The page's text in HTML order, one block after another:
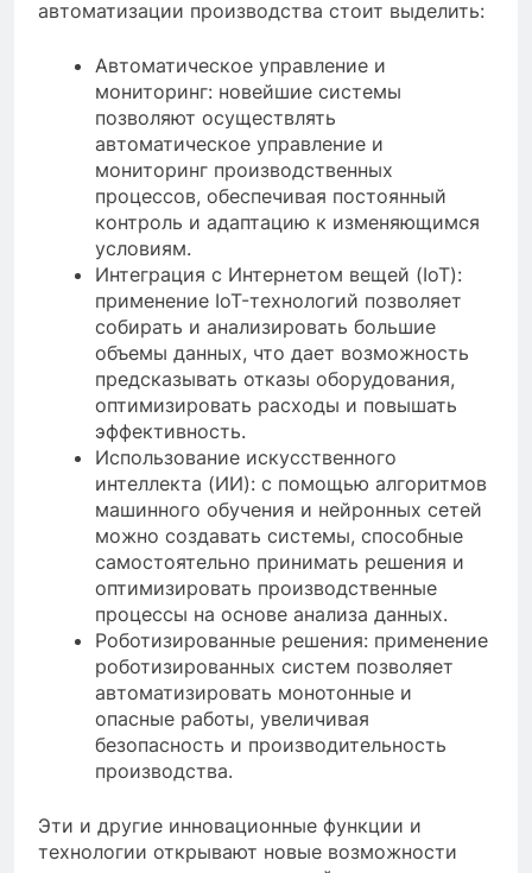
автоматизации производства стоит выделить:
Автоматическое управление и
мониторинг: новейшие системы
позволяют осуществлять
автоматическое управление и
мониторинг производственных
процессов, обеспечивая постоянный
контроль и адаптацию к изменяющимся
условиям.
Интеграция с Интернетом вещей (IoT):
применение IoT-технологий позволяет
собирать и анализировать большие
объемы данных, что дает возможность
предсказывать отказы оборудования,
оптимизировать расходы и повышать
эффективность.
Использование искусственного
интеллекта (ИИ): с помощью алгоритмов
машинного обучения и нейронных сетей
можно создавать системы, способные
самостоятельно принимать решения и
оптимизировать производственные
процессы на основе анализа данных.
Роботизированные решения: применение
роботизированных систем позволяет
автоматизировать монотонные и
опасные работы, увеличивая
безопасность и производительность
производства.
Эти и другие инновационные функции и
технологии открывают новые возможности